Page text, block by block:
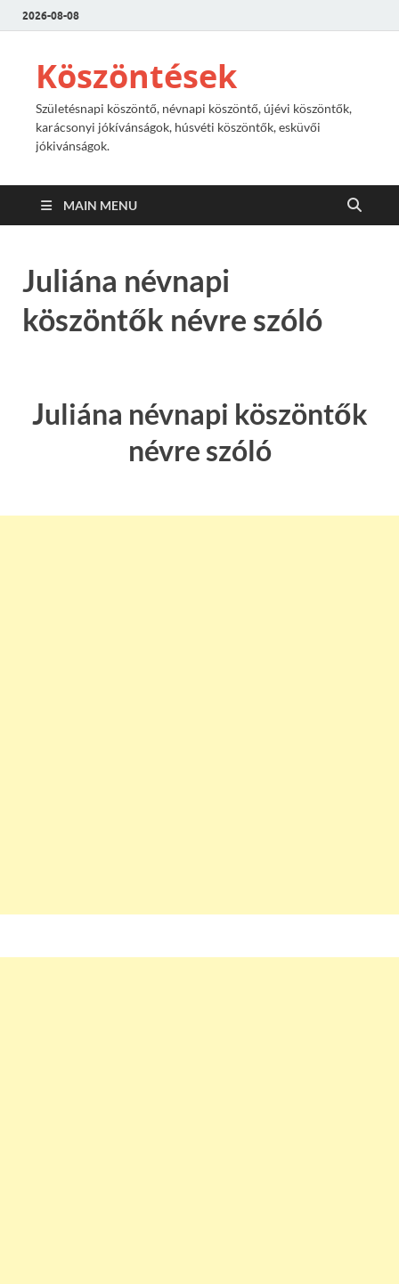
2026-08-08
Köszöntések
Születésnapi köszöntő, névnapi köszöntő, újévi köszöntők,
karácsonyi jókívánságok, húsvéti köszöntők, esküvői
jókivánságok.
MAIN MENU
Juliána névnapi
köszöntők névre szóló
Juliána névnapi köszöntők
névre szóló